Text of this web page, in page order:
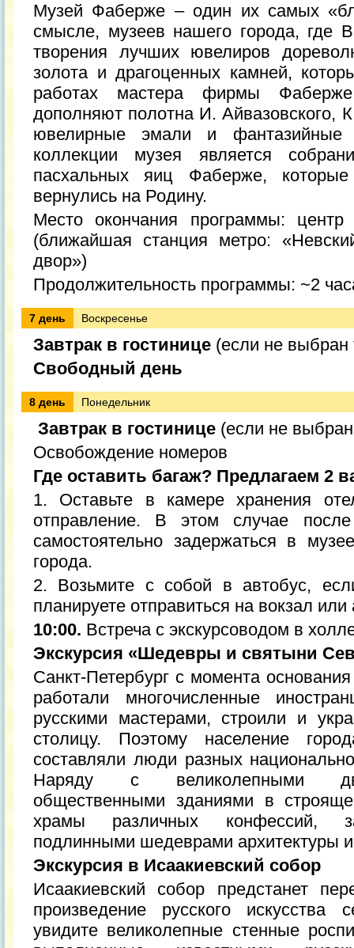
Музей Фаберже – один их самых
смысле, музеев нашего города, где
творения лучших ювелиров
золота и драгоценных камней,
работах мастера фирмы
дополняют полотна И. Айвазовского,
ювелирные эмали и фантазийные
коллекции музея является
пасхальных яиц Фаберже,
вернулись на Родину.
Место окончания программы:
(ближайшая станция метро:
двор»)
Продолжительность программы: ~2
7 день Воскресенье
Завтрак в гостинице (если не выбран
Свободный день
8 день Понедельник
Завтрак в гостинице (если не
Освобождение номеров
Где оставить багаж? Предлагаем 2
1. Оставьте в камере хранения
отправление. В этом случае
самостоятельно задержаться в
города.
2. Возьмите с собой в автобус,
планируете отправиться на вокзал или
10:00. Встреча с экскурсоводом в
Экскурсия «Шедевры и святыни
Санкт-Петербург с момента
работали многочисленные
русскими мастерами, строили и
столицу. Поэтому население
составляли люди разных
Наряду с великолепными
общественными зданиями в
храмы различных конфессий,
подлинными шедеврами архитектуры и
Экскурсия в Исаакиевский собор
Исаакиевский собор предстанет
произведение русского
увидите великолепные стенные